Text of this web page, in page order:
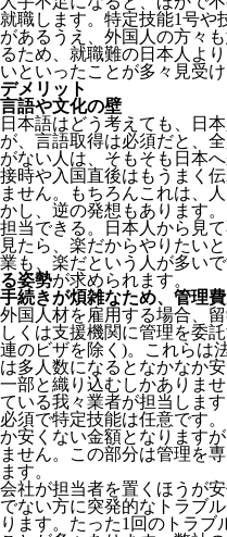
就職します。特定技能1号や
があるうえ、外国人の方々
るため、就職難の日本人よ
いといったことが多々見受け
デメリット
言語や文化の壁
日本語はどう考えても、日
が、言語取得は必須だと、
がない人は、そもそも日本
接時や入国直後はもうまく
ません。
もちろんこれは、
かし、逆の発想もあります
担当できる。日本人から見
見たら、楽だからやりたい
業も、楽だという人が多いで
る姿勢が求められます。
手続きが煩雑なため、管理
外国人材を雇用する場合、
しくは支援機関に管理を委
連のビザを除く)。これらは
は多人数になるとなかなか
一部と織り込むしかありま
ている我々業者が担当しま
必須で特定技能は任意です
か安くない金額となります
ません。この部分は管理を
ます。
会社が担当者を置くほうが
でない方に突発的なトラブ
ります。たった1回のトラブ